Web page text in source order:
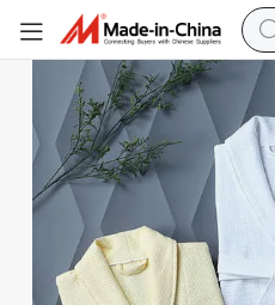
Bata de baño de hotel, bata de